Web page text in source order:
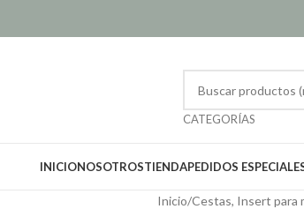
CATEGORÍAS
INICIONOSOTROSTIENDAPEDIDOS
Inicio/Cestas, Insert para